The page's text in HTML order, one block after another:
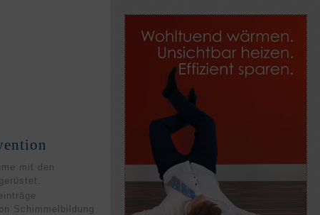
mit den
Schimmelbildung